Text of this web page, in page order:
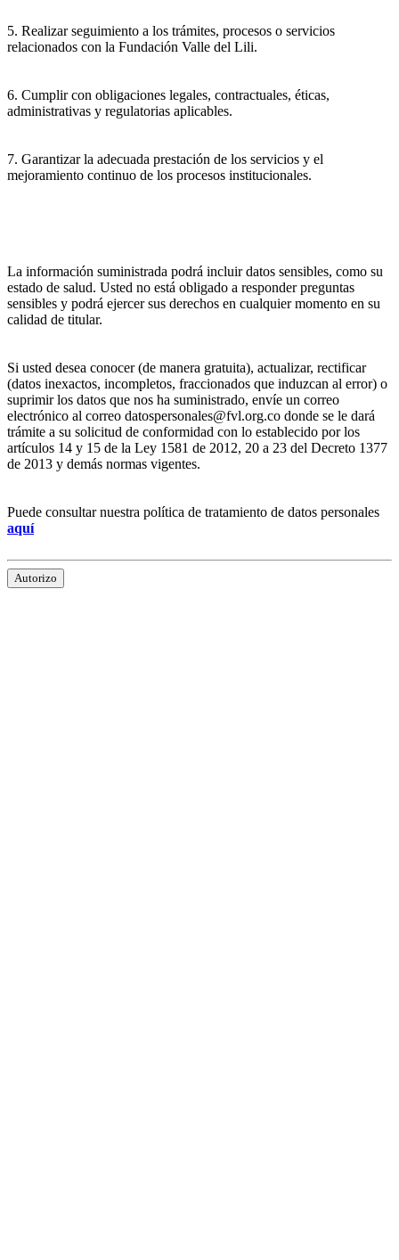
5. Realizar seguimiento a los trámites, procesos o servicios
relacionados con la Fundación Valle del Lili.
6. Cumplir con obligaciones legales, contractuales, éticas,
administrativas y regulatorias aplicables.
7. Garantizar la adecuada prestación de los servicios y el
mejoramiento continuo de los procesos institucionales.
La información suministrada podrá incluir datos sensibles, como su
estado de salud. Usted no está obligado a responder preguntas
sensibles y podrá ejercer sus derechos en cualquier momento en su
calidad de titular.
Si usted desea conocer (de manera gratuita), actualizar, rectificar
(datos inexactos, incompletos, fraccionados que induzcan al error) o
suprimir los datos que nos ha suministrado, envíe un correo
electrónico al correo datospersonales@fvl.org.co donde se le dará
trámite a su solicitud de conformidad con lo establecido por los
artículos 14 y 15 de la Ley 1581 de 2012, 20 a 23 del Decreto 1377
de 2013 y demás normas vigentes.
Puede consultar nuestra política de tratamiento de datos personales
aquí
Autorizo